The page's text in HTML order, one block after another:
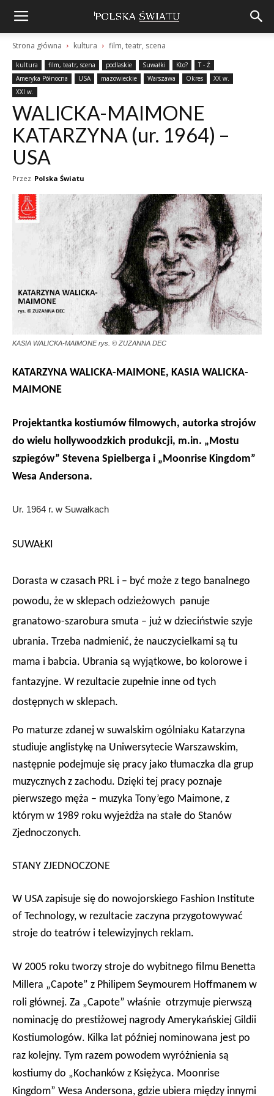
Strona główna kultura film, teatr, scena
kultura film, teatr, scena podlaskie Suwałki Kto?
T - Ź
Ameryka Północna
USA mazowieckie Warszawa Okres
XX w.
XXI w.
WALICKA-MAIMONE
KATARZYNA (ur. 1964) –
USA
Przez Polska Światu
KASIA WALICKA-MAIMONE rys. © ZUZANNA DEC
KATARZYNA WALICKA-MAIMONE, KASIA WALICKA-
MAIMONE
Projektantka kostiumów filmowych, autorka strojów
do wielu hollywoodzkich produkcji, m.in. „Mostu
szpiegów” Stevena Spielberga i „Moonrise Kingdom”
Wesa Andersona.
Ur. 1964 r. w Suwałkach
SUWAŁKI
Dorasta w czasach PRL i – być może z tego banalnego
powodu, że w sklepach odzieżowych panuje
granatowo-szarobura smuta – już w dzieciństwie szyje
ubrania. Trzeba nadmienić, że nauczycielkami są tu
mama i babcia. Ubrania są wyjątkowe, bo kolorowe i
fantazyjne. W rezultacie zupełnie inne od tych
dostępnych w sklepach.
Po maturze zdanej w suwalskim ogólniaku Katarzyna
studiuje anglistykę na Uniwersytecie Warszawskim,
następnie podejmuje się pracy jako tłumaczka dla grup
muzycznych z zachodu. Dzięki tej pracy poznaje
pierwszego męża – muzyka Tony’ego Maimone, z
którym w 1989 roku wyjeżdża na stałe do Stanów
Zjednoczonych.
STANY ZJEDNOCZONE
W USA zapisuje się do nowojorskiego Fashion Institute
of Technology, w rezultacie zaczyna przygotowywać
stroje do teatrów i telewizyjnych reklam.
W 2005 roku tworzy stroje do wybitnego filmu Benetta
Millera „Capote” z Philipem Seymourem Hoffmanem w
roli głównej. Za „Capote” właśnie otrzymuje pierwszą
nominację do prestiżowej nagrody Amerykańskiej Gildii
Kostiumologów. Kilka lat później nominowana jest po
raz kolejny. Tym razem powodem wyróżnienia są
kostiumy do „Kochanków z Księżyca. Moonrise
Kingdom” Wesa Andersona, gdzie ubiera między innymi